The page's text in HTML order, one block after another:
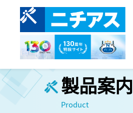
製品案内
Product